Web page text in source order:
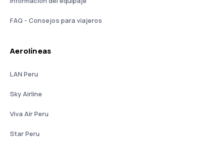
FAQ - Consejos para viajeros
Aerolíneas
LAN Peru
Sky Airline
Viva Air Peru
Star Peru